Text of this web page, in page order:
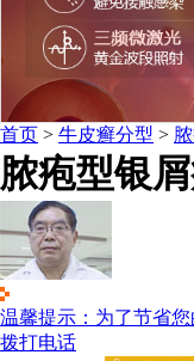
首页 > 牛皮癣分型 >
脓疱型银
温馨提示：为了节省
拨打电话